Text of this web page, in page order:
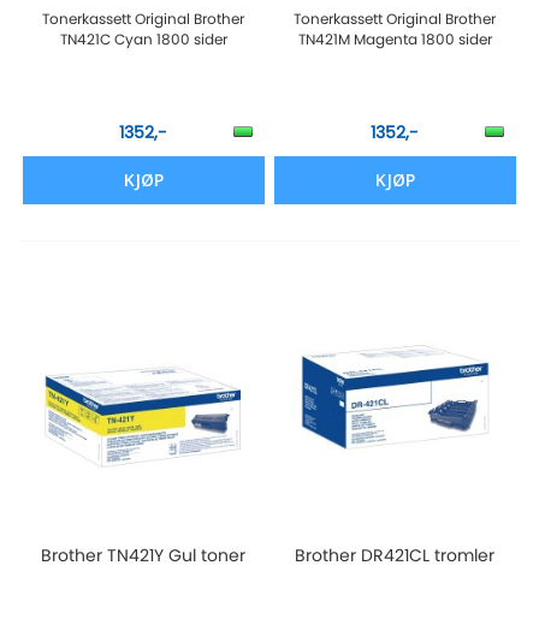
Tonerkassett Original Brother
TN421C Cyan 1800 sider
1352,-
KJØP
Tonerkassett Original Brother
TN421M Magenta 1800 sider
1352,-
KJØP
Brother TN421Y Gul toner Brother DR421CL tromler